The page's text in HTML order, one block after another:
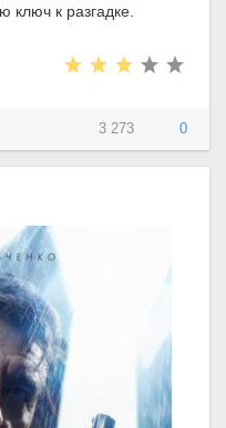
ключ к разгадке.
3 273 0